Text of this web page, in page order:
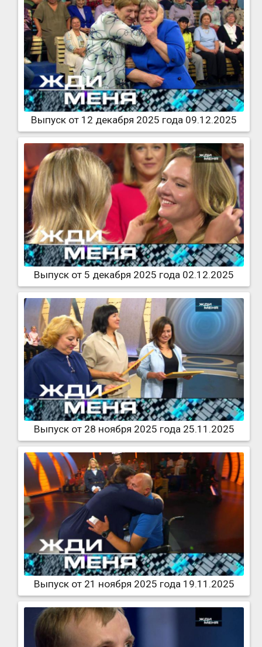
Выпуск от 12 декабря 2025 года 09.12.2025
Выпуск от 5 декабря 2025 года 02.12.2025
Выпуск от 28 ноября 2025 года 25.11.2025
Выпуск от 21 ноября 2025 года 19.11.2025